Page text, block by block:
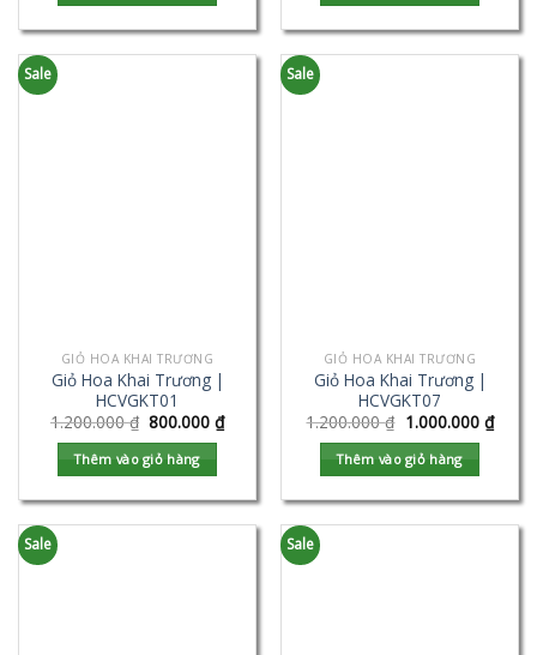
Sale
GIỎ HOA KHAI TRƯƠNG
Giỏ Hoa Khai Trương |
HCVGKT01
1.200.000₫ 800.000₫
Thêm vào giỏ hàng
Sale
GIỎ HOA KHAI TRƯƠNG
Giỏ Hoa Khai Trương |
HCVGKT07
1.200.000₫ 1.000.000 ₫
Thêm vào giỏ hàng
Sale Sale